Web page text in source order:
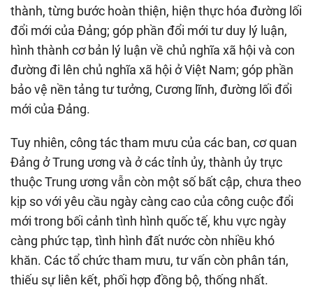
thành, từng bước hoàn thiện, hiện thực hóa đường lối
đổi mới của Đảng; góp phần đổi mới tư duy lý luận,
hình thành cơ bản lý luận về chủ nghĩa xã hội và con
đường đi lên chủ nghĩa xã hội ở Việt Nam; góp phần
bảo vệ nền tảng tư tưởng, Cương lĩnh, đường lối đổi
mới của Đảng.
Tuy nhiên, công tác tham mưu của các ban, cơ quan
Đảng ở Trung ương và ở các tỉnh ủy, thành ủy trực
thuộc Trung ương vẫn còn một số bất cập, chưa theo
kịp so với yêu cầu ngày càng cao của công cuộc đổi
mới trong bối cảnh tình hình quốc tế, khu vực ngày
càng phức tạp, tình hình đất nước còn nhiều khó
khăn. Các tổ chức tham mưu, tư vấn còn phân tán,
thiếu sự liên kết, phối hợp đồng bộ, thống nhất.